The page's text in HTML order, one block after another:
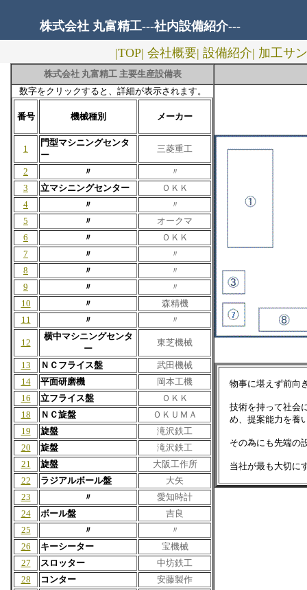
株式会社 丸富精工---社内設備紹介---
|TOP| 会社概要| 設備紹介| 加工サ
株式会社 丸富精工 主要生産設備表
数字をクリックすると、詳細が表示されます。
番号 機械種別 メーカー
1
門型マシニングセンタ
ー
三菱重工
2 〃
〃
3
立マシニングセンター
ＯＫＫ
4
〃
〃
5
〃
オークマ
6
〃
ＯＫＫ
7
〃
〃
8
〃
〃
9
〃
〃
10
〃
森精機
11
〃 〃
12
横中マシニングセンタ
ー
東芝機械
13 ＮＣフライス盤
武田機械
14
平面研磨機
岡本工機
16
立フライス盤
ＯＫＫ
18
ＮＣ旋盤
ＯＫＵＭＡ
19
旋盤
滝沢鉄工
20
旋盤
滝沢鉄工
21
旋盤
大阪工作所
22
ラジアルボール盤
大矢
23
〃
愛知時計
24
ボール盤
吉良
25
〃
〃
26
キーシーター
宝機械
27
スロッター
中坊鉄工
28
コンター
安藤製作
物事に堪えず前向
技術を持って社会
め、提案能力を養
その為にも先端の
当社が最も大切に